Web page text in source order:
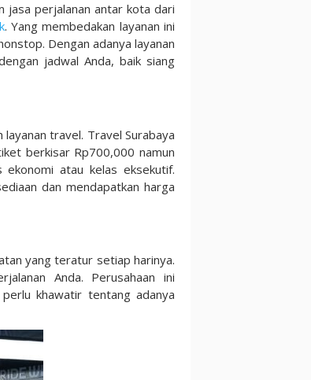
jasa perjalanan antar kota dari
. Yang membedakan layanan ini
Dengan adanya layanan
jadwal Anda, baik siang
travel. Travel Surabaya
berkisar Rp700,000 namun
atau kelas eksekutif.
dan mendapatkan harga
yang teratur setiap harinya.
Anda. Perusahaan ini
khawatir tentang adanya